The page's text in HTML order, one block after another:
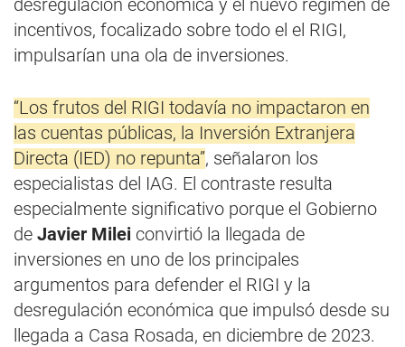
desregulación económica y el nuevo régimen de
incentivos, focalizado sobre todo el el RIGI,
impulsarían una ola de inversiones.
“Los frutos del RIGI todavía no impactaron en
las cuentas públicas, la Inversión Extranjera
Directa (IED) no repunta”, señalaron los
especialistas del IAG. El contraste resulta
especialmente significativo porque el Gobierno
de Javier Milei convirtió la llegada de
inversiones en uno de los principales
argumentos para defender el RIGI y la
desregulación económica que impulsó desde su
llegada a Casa Rosada, en diciembre de 2023.